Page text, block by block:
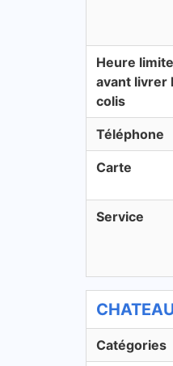
Heure limite
avant livrer
colis
Téléphone
Carte
Service
Catégories